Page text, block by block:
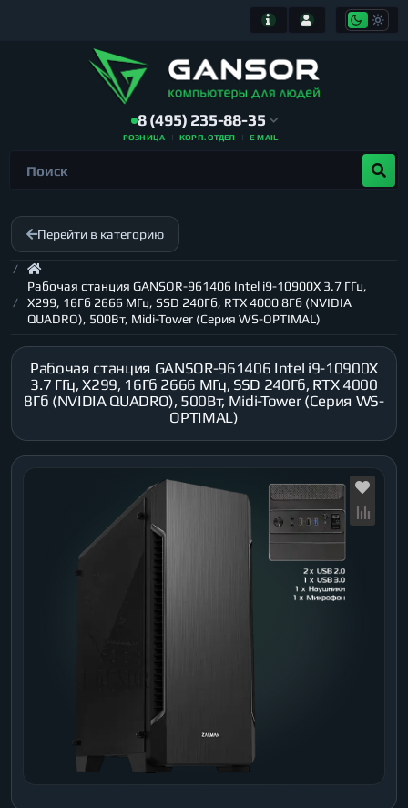
8 (495) 235-88-35
РОЗНИЦА КОРП. ОТДЕЛ E-MAIL
Перейти в категорию
Рабочая станция GANSOR-961406 Intel i9-10900X 3.7 ГГц,
X299, 16Гб 2666 МГц, SSD 240Гб, RTX 4000 8Гб (NVIDIA
QUADRO), 500Вт, Midi-Tower (Серия WS-OPTIMAL)
Рабочая станция GANSOR-961406 Intel i9-10900X
3.7 ГГц, X299, 16Гб 2666 МГц, SSD 240Гб, RTX 4000
8Гб (NVIDIA QUADRO), 500Вт, Midi-Tower (Серия WS-
OPTIMAL)